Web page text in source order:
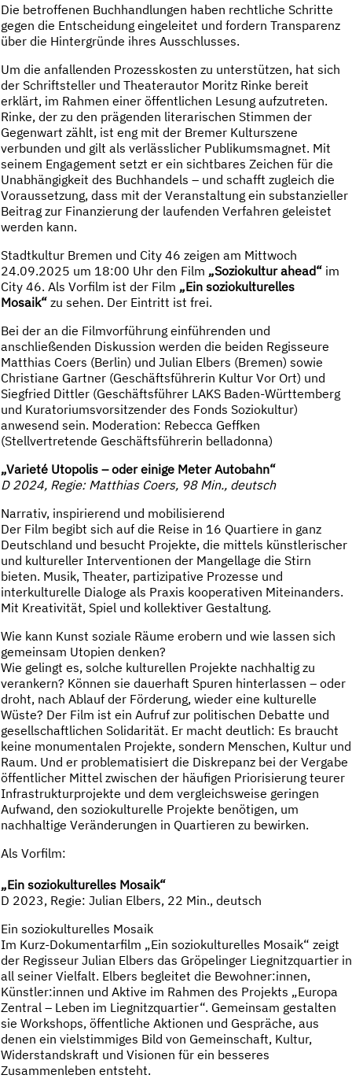
Die betroffenen Buchhandlungen haben rechtliche Schritte
gegen die Entscheidung eingeleitet und fordern Transparenz
über die Hintergründe ihres Ausschlusses.
Um die anfallenden Prozesskosten zu unterstützen, hat sich
der Schriftsteller und Theaterautor Moritz Rinke bereit
erklärt, im Rahmen einer öffentlichen Lesung aufzutreten.
Rinke, der zu den prägenden literarischen Stimmen der
Gegenwart zählt, ist eng mit der Bremer Kulturszene
verbunden und gilt als verlässlicher Publikumsmagnet. Mit
seinem Engagement setzt er ein sichtbares Zeichen für die
Unabhängigkeit des Buchhandels – und schafft zugleich die
Voraussetzung, dass mit der Veranstaltung ein substanzieller
Beitrag zur Finanzierung der laufenden Verfahren geleistet
werden kann.
Stadtkultur Bremen und City 46 zeigen am Mittwoch
24.09.2025 um 18:00 Uhr den Film „Soziokultur ahead“im
City 46. Als Vorfilm ist der Film „Ein soziokulturelles
Mosaik“zu sehen. Der Eintritt ist frei.
Bei der an die Filmvorführung einführenden und
anschließenden Diskussion werden die beiden Regisseure
Matthias Coers (Berlin) und Julian Elbers (Bremen) sowie
Christiane Gartner (Geschäftsführerin Kultur Vor Ort) und
Siegfried Dittler (Geschäftsführer LAKS Baden-Württemberg
und Kuratoriumsvorsitzender des Fonds Soziokultur)
anwesend sein. Moderation: Rebecca Geffken
(Stellvertretende Geschäftsführerin belladonna)
„Varieté Utopolis – oder einige Meter Autobahn“
D 2024, Regie: Matthias Coers, 98 Min., deutsch
Narrativ, inspirierend und mobilisierend
Der Film begibt sich auf die Reise in 16 Quartiere in ganz
Deutschland und besucht Projekte, die mittels künstlerischer
und kultureller Interventionen der Mangellage die Stirn
bieten. Musik, Theater, partizipative Prozesse und
interkulturelle Dialoge als Praxis kooperativen Miteinanders.
Mit Kreativität, Spiel und kollektiver Gestaltung.
Wie kann Kunst soziale Räume erobern und wie lassen sich
gemeinsam Utopien denken?
Wie gelingt es, solche kulturellen Projekte nachhaltig zu
verankern? Können sie dauerhaft Spuren hinterlassen – oder
droht, nach Ablauf der Förderung, wieder eine kulturelle
Wüste? Der Film ist ein Aufruf zur politischen Debatte und
gesellschaftlichen Solidarität. Er macht deutlich: Es braucht
keine monumentalen Projekte, sondern Menschen, Kultur und
Raum. Und er problematisiert die Diskrepanz bei der Vergabe
öffentlicher Mittel zwischen der häufigen Priorisierung teurer
Infrastrukturprojekte und dem vergleichsweise geringen
Aufwand, den soziokulturelle Projekte benötigen, um
nachhaltige Veränderungen in Quartieren zu bewirken.
Als Vorfilm:
„Ein soziokulturelles Mosaik“
D 2023, Regie: Julian Elbers, 22 Min., deutsch
Ein soziokulturelles Mosaik
Im Kurz-Dokumentarfilm „Ein soziokulturelles Mosaik“ zeigt
der Regisseur Julian Elbers das Gröpelinger Liegnitzquartier in
all seiner Vielfalt. Elbers begleitet die Bewohner:innen,
Künstler:innen und Aktive im Rahmen des Projekts „Europa
Zentral – Leben im Liegnitzquartier“. Gemeinsam gestalten
sie Workshops, öffentliche Aktionen und Gespräche, aus
denen ein vielstimmiges Bild von Gemeinschaft, Kultur,
Widerstandskraft und Visionen für ein besseres
Zusammenleben entsteht.